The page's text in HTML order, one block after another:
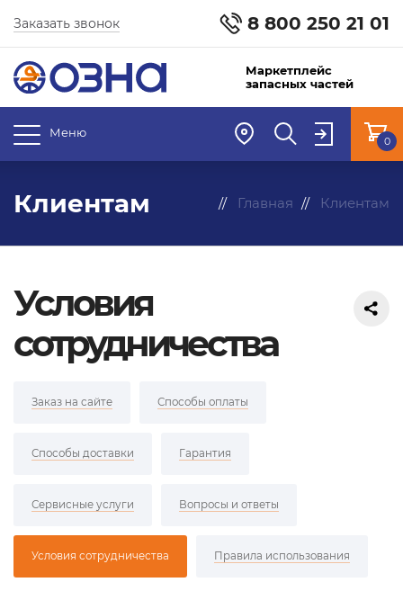
8 800 250 21 01
Заказать звонок
Маркетплейс
запасных частей
Меню
0
Клиентам Главная Клиентам
Условия
сотрудничества
Заказ на сайте Способы оплаты
Способы доставки Гарантия
Сервисные услуги Вопросы и ответы
Условия сотрудничества Правила использования